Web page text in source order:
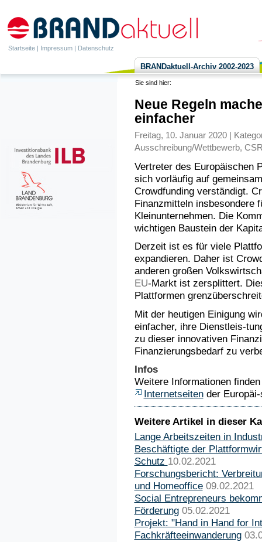
Startseite | Impressum | Datenschutz
BRANDaktuell-Archiv 2002-2023
Sie sind hier:
Neue Regeln
einfacher
Freitag, 10. Januar 2020 |
Ausschreibung/Wettbewerb,
Vertreter des Europäischen
sich vorläufig auf
Crowdfunding verständigt.
Finanzmitteln insbesondere
Kleinunternehmen. Die
wichtigen Baustein der
Derzeit ist es für viele
expandieren. Daher ist
anderen großen
EU-Markt ist zersplittert.
Plattformen
Mit der heutigen Einigung
einfacher, ihre Dienstleis-
zu dieser innovativen
Finanzierungsbedarf zu
Infos
Weitere Informationen
Internetseitender Europäi-
Weitere Artikel in dieser
Lange Arbeitszeiten in
Beschäftigte der
Schutz 10.02.2021
Forschungsbericht:
und Homeoffice 09.02.2021
Social Entrepreneurs
Förderung 05.02.2021
Projekt: "Hand in Hand for
Fachkräfteeinwanderung